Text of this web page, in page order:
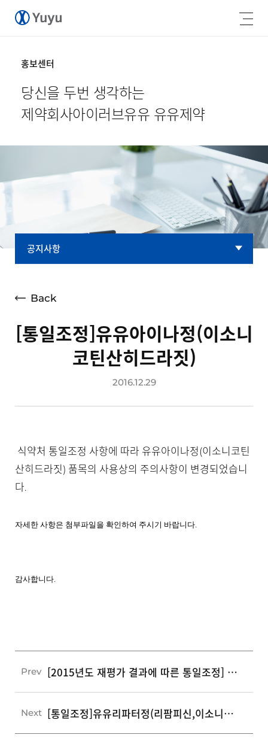
홍보센터
당신을 두번 생각하는
제약회사아이러브유유 유유제약
공지사항
광고소개
공지사항
Back
[통일조정]유유아이나정(이소니
코틴산히드라짓)
2016.12.29
식약처 통일조정 사항에 따라 유유아이나정(이소니코틴
산히드라짓) 품목의 사용상의 주의사항이 변경되었습니
다.
자세한 사항은 첨부파일을 확인하여 주시기 바랍니다.
감사합니다
Prev [2015년도 재평가 결과에 따른 통일조정] 베노플러스겔(수출명:베노포르테겔,트롬보실겔)
Next [통일조정]유유리파터정(리팜피신,이소니아짓,피라진아미드)